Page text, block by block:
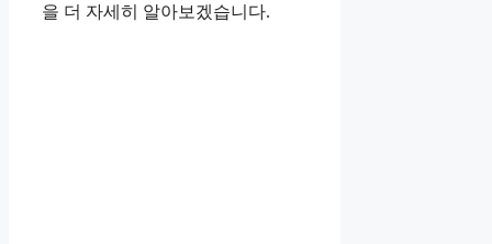
을 더 자세히 알아보겠습니다.